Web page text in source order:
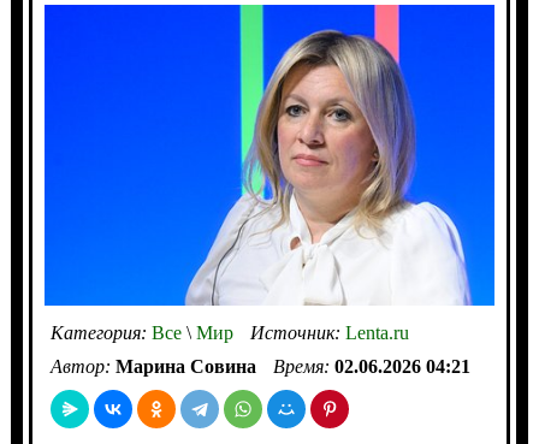
Категория: Все\Мир Источник: Lenta.ru
Автор: Марина Совина Время: 02.06.2026 04:21